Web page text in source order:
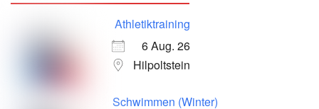
Athletiktraining
6 Aug. 26
Hilpoltstein
Schwimmen (Winter)